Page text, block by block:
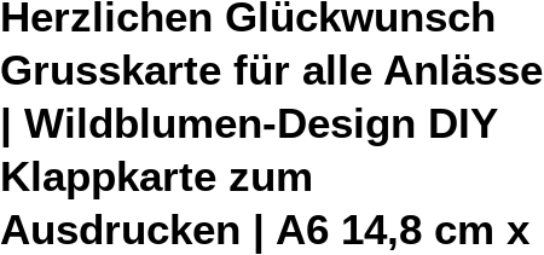
Herzlichen Glückwunsch
Grusskarte für alle Anlässe
| Wildblumen-Design DIY
Klappkarte zum
Ausdrucken | A6 14,8 cm x